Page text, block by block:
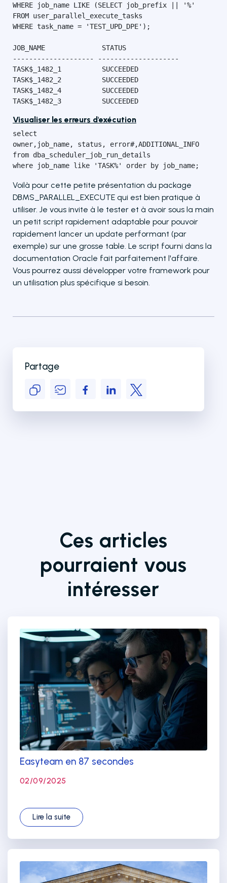
WHERE job_name LIKE (SELECT job_prefix || '%'
FROM user_parallel_execute_tasks
WHERE task_name = 'TEST_UPD_DPE');
JOB_NAME              STATUS
-------------------- --------------------
TASK$_1482_1          SUCCEEDED
TASK$_1482_2          SUCCEEDED
TASK$_1482_4          SUCCEEDED
TASK$_1482_3          SUCCEEDED
Visualiser les erreurs d'exécution
select
owner,job_name, status, error#,ADDITIONAL_INFO
from dba_scheduler_job_run_details
where job_name like 'TASK%' order by job_name;
Voilà pour cette petite présentation du package
DBMS_PARALLEL_EXECUTE qui est bien pratique à
utiliser. Je vous invite à le tester et à avoir sous la main
un petit script rapidement adaptable pour pouvoir
rapidement lancer un update performant (par
exemple) sur une grosse table. Le script fourni dans la
documentation Oracle fait parfaitement l'affaire.
Vous pourrez aussi développer votre framework pour
un utilisation plus spécifique si besoin.
Partage
Ces articles
pourraient vous
intéresser
Easyteam en 87 secondes
02/09/2025
Lire la suite